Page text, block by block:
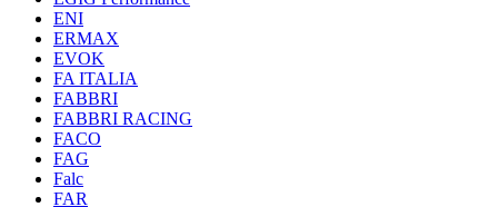
ENI
ERMAX
EVOK
FA ITALIA
FABBRI
FABBRI RACING
FACO
FAG
Falc
FAR